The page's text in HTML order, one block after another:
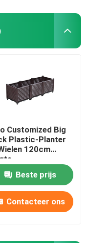
Customized Big
Plastic-Planter
120cm
Beste prijs
Contacteer ons